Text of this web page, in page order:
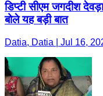
डिप्टी सीएम जगदीश
बोले यह बड़ी बात
Datia, Datia | Jul 16,